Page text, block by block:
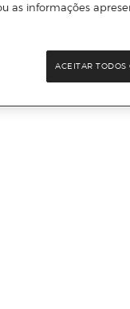
as informações
ACEITAR TODOS